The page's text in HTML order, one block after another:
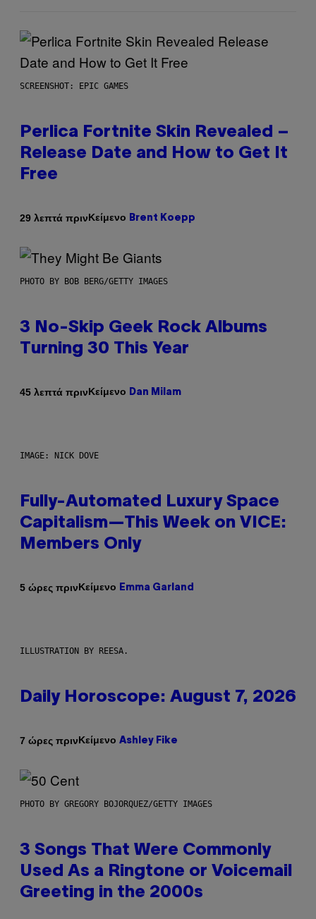
SCREENSHOT: EPIC GAMES
Perlica Fortnite Skin Revealed –
Release Date and How to Get It
Free
29 λεπτά πρινΚείμενο Brent Koepp
PHOTO BY BOB BERG/GETTY IMAGES
3 No-Skip Geek Rock Albums
Turning 30 This Year
45 λεπτά πρινΚείμενο Dan Milam
IMAGE: NICK DOVE
Fully-Automated Luxury Space
Capitalism—This Week on VICE:
Members Only
5 ώρες πρινΚείμενο Emma Garland
ILLUSTRATION BY REESA.
Daily Horoscope: August 7, 2026
7 ώρες πρινΚείμενο Ashley Fike
PHOTO BY GREGORY BOJORQUEZ/GETTY IMAGES
3 Songs That Were Commonly
Used As a Ringtone or Voicemail
Greeting in the 2000s